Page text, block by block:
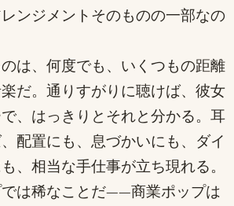
ンジメントそのものの一部なの
は、何度でも、いくつもの距離
だ。通りすがりに聴けば、彼女
、はっきりとそれと分かる。耳
配置にも、息づかいにも、ダイ
、相当な手仕事が立ち現れる。
は稀なことだ——商業ポップは